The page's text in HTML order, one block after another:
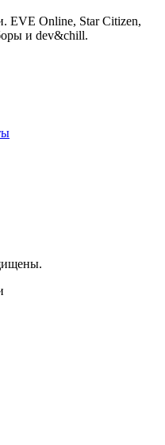
EVE Online, Star Citizen,
и dev&chill.